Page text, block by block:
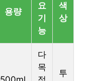
용량
요
기
능
색
상
다
목
투